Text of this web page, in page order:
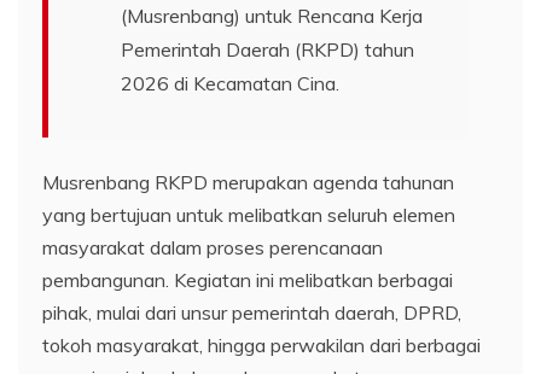
(Musrenbang) untuk Rencana Kerja
Pemerintah Daerah (RKPD) tahun
2026 di Kecamatan Cina.
Musrenbang RKPD merupakan agenda tahunan
yang bertujuan untuk melibatkan seluruh elemen
masyarakat dalam proses perencanaan
pembangunan. Kegiatan ini melibatkan berbagai
pihak, mulai dari unsur pemerintah daerah, DPRD,
tokoh masyarakat, hingga perwakilan dari berbagai